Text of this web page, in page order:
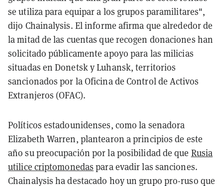
se utiliza para equipar a los grupos paramilitares",
dijo Chainalysis. El informe afirma que alrededor de
la mitad de las cuentas que recogen donaciones han
solicitado públicamente apoyo para las milicias
situadas en Donetsk y Luhansk, territorios
sancionados por la Oficina de Control de Activos
Extranjeros (OFAC).
Políticos estadounidenses, como la senadora
Elizabeth Warren, plantearon a principios de este
año su preocupación por la posibilidad de que Rusia
utilice criptomonedas para evadir las sanciones.
Chainalysis ha destacado hoy un grupo pro-ruso que